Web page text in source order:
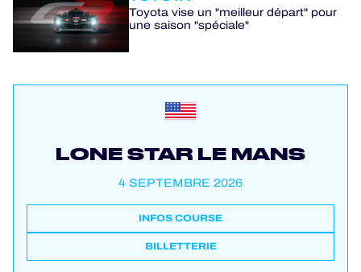
Toyota vise un "meilleur départ" pour
une saison "spéciale"
LONE STAR LE MANS
4 SEPTEMBRE 2026
INFOS COURSE
BILLETTERIE